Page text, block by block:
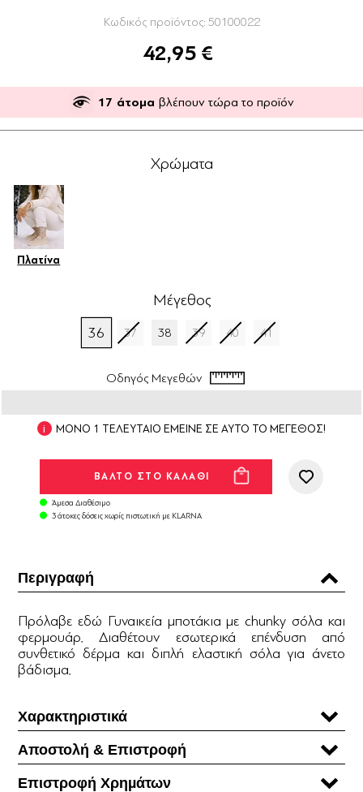
Κωδικός προϊόντος: 50100022
42,95 €
17 άτομα βλέπουν τώρα το προϊόν
Χρώματα
Πλατίνα
Μέγεθος
36 37 38 39 40 41
Οδηγός Μεγεθών
ΜΟΝΟ 1 ΤΕΛΕΥΤΑΙΟ ΕΜΕΙΝΕ ΣΕ ΑΥΤΟ ΤΟ ΜΕΓΕΘΟΣ!
Άμεσα Διαθέσιμο
3 άτοκες δόσεις χωρίς πιστωτική με KLARNA
Περιγραφή
Πρόλαβε εδώ Γυναικεία μποτάκια με chunky σόλα και
φερμουάρ. Διαθέτουν εσωτερικά επένδυση από
συνθετικό δέρμα και διπλή ελαστική σόλα για άνετο
βάδισμα.
Χαρακτηριστικά
Αποστολή & Επιστροφή
Επιστροφή Χρηµάτων